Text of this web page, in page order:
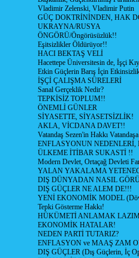
Vladimir Zelenski, Vladimir Putin
GÜÇ DOKTRİNİNDEN, HAK
UKRAYNA/RUSYA
ÖNGÖRÜ/Öngörüsüzlük!!
Eşitsizlikler Öldürüyor!!
HACI BEKTAŞ VELİ
Hacettepe Üniversitesin de, İşçi
Etkin Güçlerin Barış İçin
İŞÇİ ÇALIŞMA SÜRELERİ
Sanal Gerçeklik Nedir?
TEPKİSİZ TOPLUM!!
ÖNEMLİ GÜNLER
SİYASETTE, SİYASETSİZLİK!
AKLA, VİCDANA DAVET!!
Vatandaş Sezen'in Hakkı
ENFLASYONUN NEDENLERİ,
ÜLKEME İTİBAR SUKASTİ !!
Modern Devlet, Ortaçağ Devleti
YALAN YAKALAMA
DIŞ DÜNYADAN NASIL
DIŞ GÜÇLER NE ALEM DE!!!
YENİ EKONOMİK MODEL
Tepki Gösterme Hakkı!
HÜKÜMETİ ANLAMAK
EKONOMİK HATALAR!
NEDEN PARTİ TUTARIZ?
ENFLASYON ve MAAŞ ZAM
DIŞ GÜÇLER (Dış Güçlerin, İç